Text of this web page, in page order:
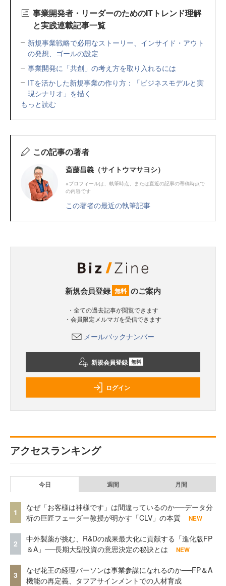
事業開発者・リーダーのためのITトレンド理解
と実践連載記事一覧
新規事業戦略で必用なストーリー、インサイド・アウト
の発想、ゴールの設定
事業開発に「共創」の考え方を取り入れるには
ITを活かした新規事業の作り方：「ビジネスモデルと実
現シナリオ」を描く
もっと読む
この記事の著者
斎藤昌義（サイトウマサヨシ）
※プロフィールは、執筆時点、または直近の記事の寄稿時点で
の内容です
この著者の最近の執筆記事
新規会員登録 無料 のご案内
・全ての過去記事が閲覧できます
・会員限定メルマガを受信できます
メールバックナンバー
新規会員登録 無料
ログイン
アクセスランキング
今日 週間 月間
1
なぜ「お客様は神様です」は間違っているのか──データ分
析の巨匠フェーダー教授が明かす「CLV」の本質
NEW
2
中外製薬が挑む、R&Dの成果最大化に貢献する「進化版FP
＆A」──長期大型投資の意思決定の秘訣とは
NEW
3
なぜ花王の経理パーソンは事業参謀になれるのか──FP＆A
機能の再定義、タフアサインメントでの人材育成